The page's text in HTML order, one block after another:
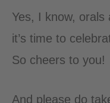
Yes, I know, orals
it’s time to
So cheers to you!
And please do